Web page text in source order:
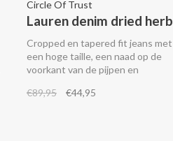
Circle Of Trust
Lauren denim dried herb
Cropped en tapered fit jeans met
een hoge taille, een naad op de
voorkant van de pijpen en
achterkant.
€89,95 €44,95